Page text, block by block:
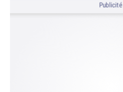
Publicité